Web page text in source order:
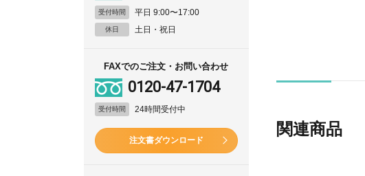
受付時間 平日 9:00〜17:00
休日 土日・祝日
FAXでのご注文・お問い合わせ
0120-47-1704
受付時間 24時間受付中
注文書ダウンロード
関連商品